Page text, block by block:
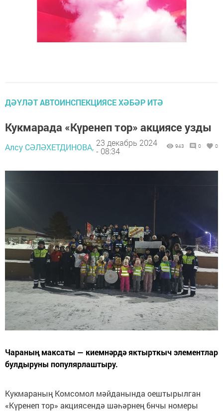
ДӘҮЛӘТ АВТОИНСПЕКЦИЯСЕ ХӘБӘР ИТӘ
Кукмарада «Күренеп тор» акциясе узды
Алсу СӘЛӘХЕТДИНОВА, 23 декабрь 2024
- 08:34
943 0 0
Чараның максаты — киемнәрдә яктырткыч элементлар
булдыруны популярлаштыру.
Кукмараның Комсомол мәйданында оештырылган
«Күренеп тор» акциясендә шәһәрнең 6нчы номеры